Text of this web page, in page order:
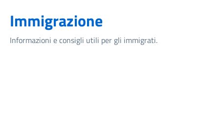
Immigrazione
Informazioni e consigli utili per gli immigrati.